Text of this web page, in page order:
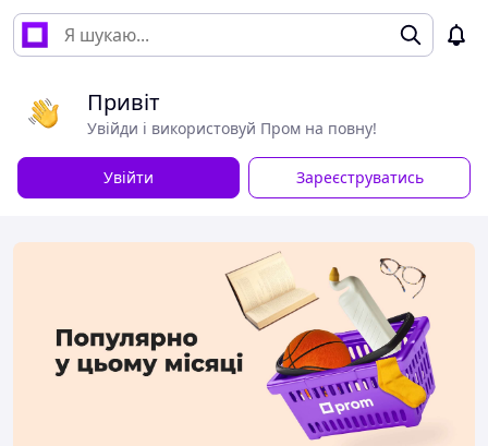
Привіт
Увійди і використовуй Пром на повну!
Увійти Зареєструватись